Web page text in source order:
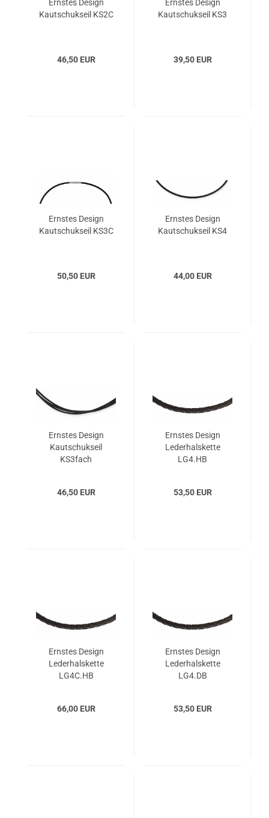
Ernstes Design
Kautschukseil KS2C
46,50 EUR
Ernstes Design
Kautschukseil KS3
39,50 EUR
Ernstes Design
Kautschukseil KS3C
50,50 EUR
Ernstes Design
Kautschukseil KS4
44,00 EUR
Ernstes Design
Kautschukseil
KS3fach
46,50 EUR
Ernstes Design
Lederhalskette
LG4.HB
53,50 EUR
Ernstes Design
Lederhalskette
LG4C.HB
66,00 EUR
Ernstes Design
Lederhalskette
LG4.DB
53,50 EUR